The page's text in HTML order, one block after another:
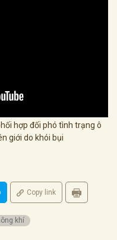
hợp đối phó tình trạng ô
giới do khói bụi
Copy link
khí